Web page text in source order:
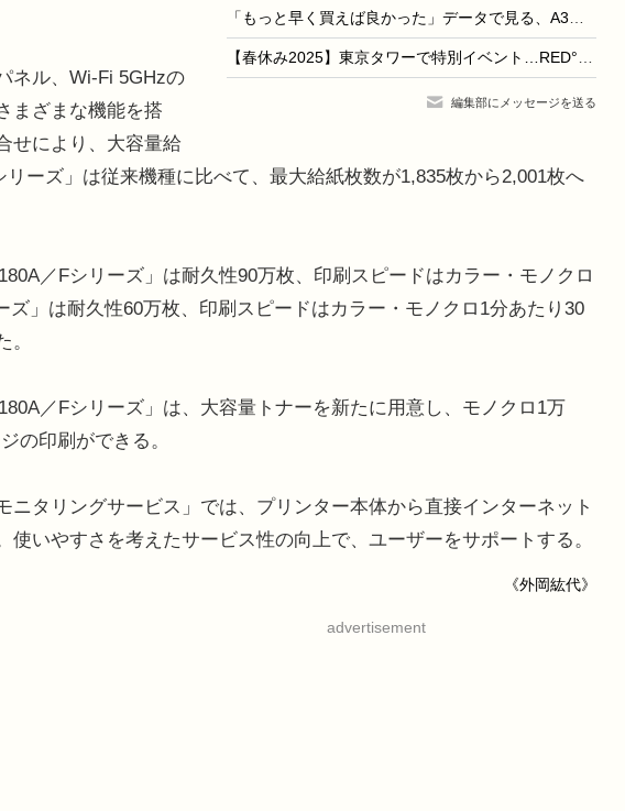
「もっと早く買えば良かった」データで見る、A3プリンターが受験に不可欠な理由
【春休み2025】東京タワーで特別イベント…RED°春キャン
編集部にメッセージを送る
ネル、Wi-Fi 5GHzの
まざまな機能を搭
せにより、大容量給
ーズ」は従来機種に比べて、最大給紙枚数が1,835枚から2,001枚へ
／Fシリーズ」は耐久性90万枚、印刷スピードはカラー・モノクロ
ズ」は耐久性60万枚、印刷スピードはカラー・モノクロ1分あたり30
／Fシリーズ」は、大容量トナーを新たに用意し、モノクロ1万
の印刷ができる。
タリングサービス」では、プリンター本体から直接インターネット
使いやすさを考えたサービス性の向上で、ユーザーをサポートする。
《外岡紘代》
advertisement